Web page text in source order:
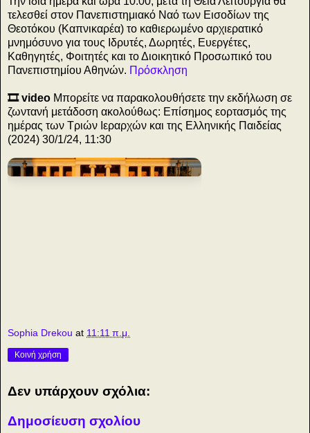
τελεσθεί στον Πανεπιστημιακό Ναό των Εισοδίων της
Θεοτόκου (Καπνικαρέα) το καθιερωμένο αρχιερατικό
μνημόσυνο για τους Ιδρυτές, Δωρητές, Ευεργέτες,
Καθηγητές, Φοιτητές και το Διοικητικό Προσωπικό του
Πανεπιστημίου Αθηνών. Πρόσκληση
🎞️ video Μπορείτε να παρακολουθήσετε την εκδήλωση σε
ζωντανή μετάδοση ακολούθως: Eπίσημος εορτασμός της
ημέρας των Τριών Ιεραρχών και της Ελληνικής Παιδείας
(2024) 30/1/24, 11:30
Sophia Drekou at 11:11 π.μ.
Κοινή χρήση
Δεν υπάρχουν σχόλια:
Δημοσίευση σχολίου